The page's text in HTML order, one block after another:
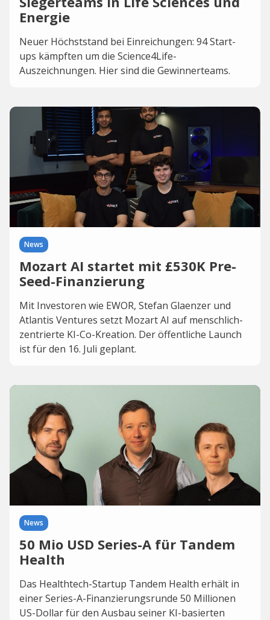
Energie
Neuer Höchststand bei Einreichungen: 94 Start-
ups kämpften um die Science4Life-
Auszeichnungen. Hier sind die Gewinnerteams.
News
Mozart AI startet mit £530K Pre-
Seed-Finanzierung
Mit Investoren wie EWOR, Stefan Glaenzer und
Atlantis Ventures setzt Mozart AI auf menschlich-
zentrierte KI-Co-Kreation. Der öffentliche Launch
ist für den 16. Juli geplant.
News
50 Mio USD Series-A für Tandem
Health
Das Healthtech-Startup Tandem Health erhält in
einer Series-A-Finanzierungsrunde 50 Millionen
US-Dollar für den Ausbau seiner KI-basierten